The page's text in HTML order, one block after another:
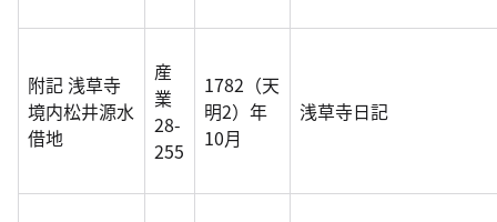
附記 浅草寺
境内松井源水
借地
産
業
28-
255
1782（天
明2）年
10月
浅草寺日記